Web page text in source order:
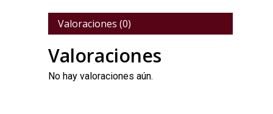
Valoraciones (0)
Valoraciones
No hay valoraciones aún.